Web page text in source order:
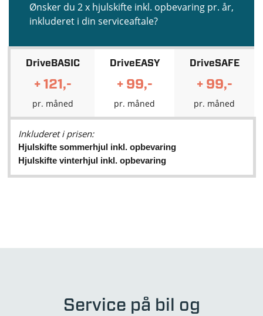
Ønsker du 2 x hjulskifte inkl. opbevaring pr. år,
inkluderet i din serviceaftale?
DriveBASIC
+ 121,-
pr. måned
DriveEASY
+ 99,-
pr. måned
DriveSAFE
+ 99,-
pr. måned
Inkluderet i prisen:
Hjulskifte sommerhjul inkl. opbevaring
Hjulskifte vinterhjul inkl. opbevaring
Service på bil og